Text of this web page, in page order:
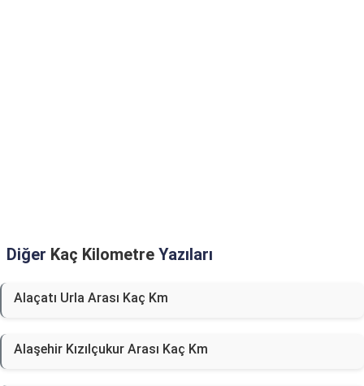
Diğer Kaç Kilometre Yazıları
Alaçatı Urla Arası Kaç Km
Alaşehir Kızılçukur Arası Kaç Km